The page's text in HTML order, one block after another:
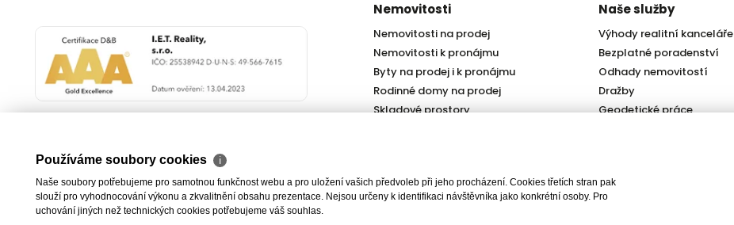
Nemovitosti
Nemovitosti na prodej
Nemovitosti k pronájmu
Byty na prodej i k pronájmu
Rodinné domy na prodej
Skladové prostory
Naše služby
Výhody realitní kanceláře
Bezplatné poradenství
Odhady nemovitostí
Dražby
Geodetické práce
Pojištění
Používáme soubory cookies ℹ
Naše soubory potřebujeme pro samotnou funkčnost webu a pro uložení vašich předvoleb při jeho procházení. Cookies třetích stran pak
slouží pro vyhodnocování výkonu a zkvalitnění obsahu prezentace. Nejsou určeny k identifikaci návštěvníka jako konkrétní osoby. Pro
uchování jiných než technických cookies potřebujeme váš souhlas.